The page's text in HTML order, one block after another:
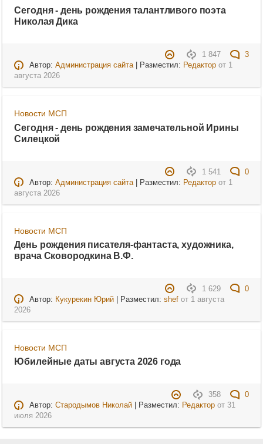
Сегодня - день рождения талантливого поэта
Николая Дика
1 847
3
Автор: Администрация сайта| Разместил: Редакторот 1
августа 2026
Новости МСП
Сегодня - день рождения замечательной Ирины
Силецкой
1 541
0
Автор: Администрация сайта| Разместил: Редакторот 1
августа 2026
Новости МСП
День рождения писателя-фантаста, художника,
врача Сковородкина В.Ф.
1 629
0
Автор: Кукурекин Юрий| Разместил: shefот 1 августа
2026
Новости МСП
Юбилейные даты августа 2026 года
358
0
Автор: Стародымов Николай| Разместил: Редакторот 31
июля 2026